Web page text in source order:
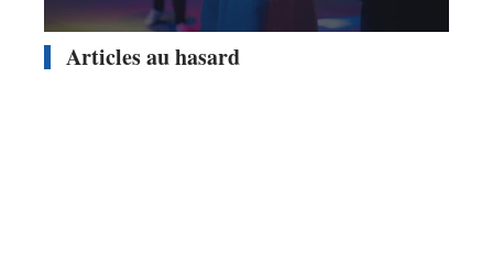
Articles au hasard